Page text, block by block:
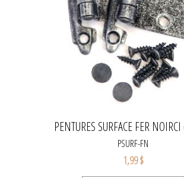
PENTURES SURFACE FER
PSURF-FN
1,99 $